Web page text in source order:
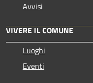
Avvisi
VIVERE IL COMUNE
Luoghi
Eventi